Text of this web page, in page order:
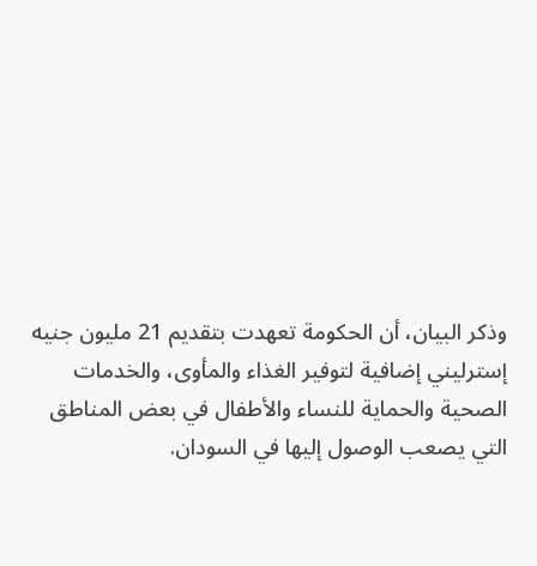
وذكر البيان، أن الحكومة تعهدت بتقديم 21 مليون جنيه
إسترليني إضافية لتوفير الغذاء والمأوى، والخدمات
الصحية والحماية للنساء والأطفال في بعض المناطق
التي يصعب الوصول إليها في السودان.